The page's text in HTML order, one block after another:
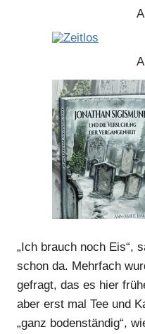
„Ich brauch noch Eis“,
schon da. Mehrfach
gefragt, das es hier
aber erst mal Tee und
„ganz bodenständig“,